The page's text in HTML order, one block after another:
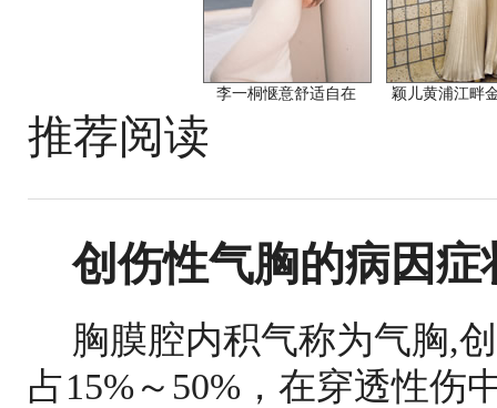
李一桐惬意舒适自在 颖儿黄浦江畔
推荐阅读
创伤性气胸的病因
胸膜腔内积气称为气胸,
占15%～50%，在穿透性伤